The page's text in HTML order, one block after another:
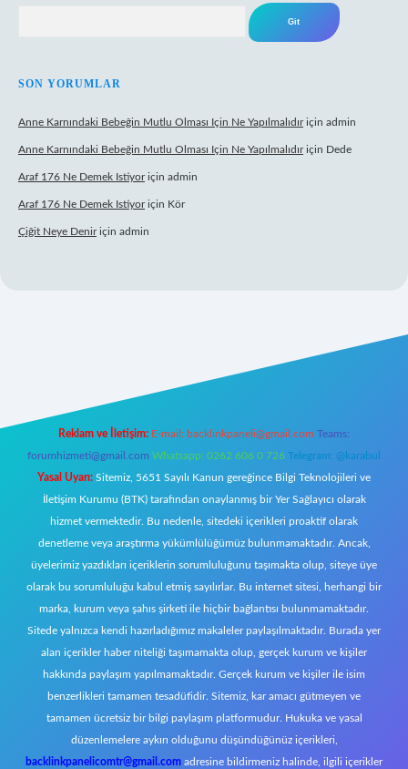
SON YORUMLAR
Anne Karnındaki Bebeğin Mutlu Olması Için Ne Yapılmalıdıriçin admin
Anne Karnındaki Bebeğin Mutlu Olması Için Ne Yapılmalıdıriçin Dede
Araf 176 Ne Demek Istiyoriçin admin
Araf 176 Ne Demek Istiyoriçin Kör
Çiğit Neye Deniriçin admin
Reklam ve İletişim: E-mail: backlinkpaneli@gmail.com Teams:
forumhizmeti@gmail.com Whatsapp: 0262 606 0 726 Telegram: @karabul
Yasal Uyarı: Sitemiz, 5651 Sayılı Kanun gereğince Bilgi Teknolojileri ve
İletişim Kurumu (BTK) tarafından onaylanmış bir Yer Sağlayıcı olarak
hizmet vermektedir. Bu nedenle, sitedeki içerikleri proaktif olarak
denetleme veya araştırma yükümlülüğümüz bulunmamaktadır. Ancak,
üyelerimiz yazdıkları içeriklerin sorumluluğunu taşımakta olup, siteye üye
olarak bu sorumluluğu kabul etmiş sayılırlar. Bu internet sitesi, herhangi bir
marka, kurum veya şahıs şirketi ile hiçbir bağlantısı bulunmamaktadır.
Sitede yalnızca kendi hazırladığımız makaleler paylaşılmaktadır. Burada yer
alan içerikler haber niteliği taşımamakta olup, gerçek kurum ve kişiler
hakkında paylaşım yapılmamaktadır. Gerçek kurum ve kişiler ile isim
benzerlikleri tamamen tesadüfidir. Sitemiz, kar amacı gütmeyen ve
tamamen ücretsiz bir bilgi paylaşım platformudur. Hukuka ve yasal
düzenlemelere aykırı olduğunu düşündüğünüz içerikleri,
backlinkpanelicomtr@gmail.com adresine bildirmeniz halinde, ilgili içerikler